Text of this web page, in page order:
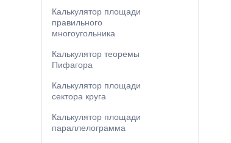
Калькулятор площади
правильного
многоугольника
Калькулятор теоремы
Пифагора
Калькулятор площади
сектора круга
Калькулятор площади
параллелограмма